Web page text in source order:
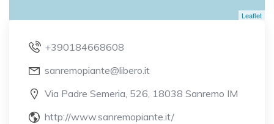
Leaflet
+390184668608
sanremopiante@libero.it
Via Padre Semeria, 526, 18038 Sanremo IM
http://www.sanremopiante.it/